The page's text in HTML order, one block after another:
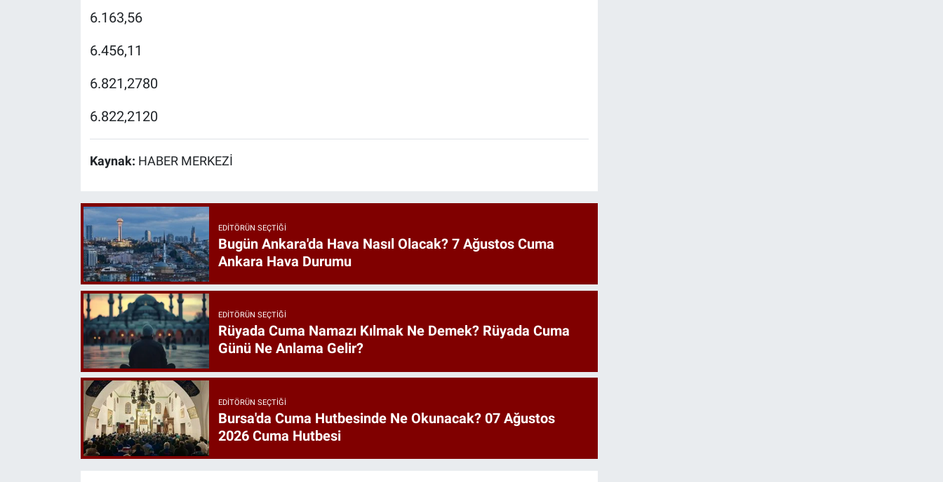
6.163,56
6.456,11
6.821,2780
6.822,2120
Kaynak: HABER MERKEZİ
EDITÖRÜN SEÇTIĞI
Bugün Ankara'da Hava Nasıl Olacak? 7 Ağustos Cuma
Ankara Hava Durumu
EDITÖRÜN SEÇTIĞI
Rüyada Cuma Namazı Kılmak Ne Demek? Rüyada Cuma
Günü Ne Anlama Gelir?
EDITÖRÜN SEÇTIĞI
Bursa'da Cuma Hutbesinde Ne Okunacak? 07 Ağustos
2026 Cuma Hutbesi